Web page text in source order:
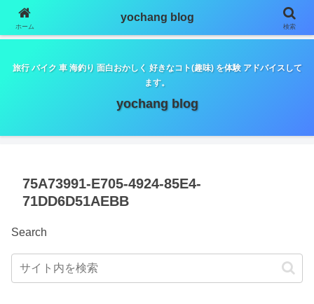
google.com, pub-5798179889932653, DIRECT,
f08c47fec0942fa0
旅行 バイク 車 海釣り 面白おかしく 好きなコト(趣味) を体験 アドバイスして
ます。
yochang blog
75A73991-E705-4924-85E4-
71DD6D51AEBB
Search
ホーム
yochang blog
検索